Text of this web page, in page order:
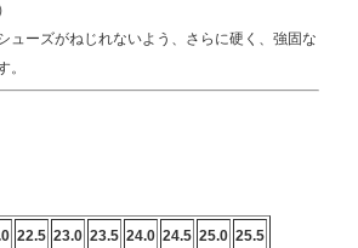
ューズがねじれないよう、さらに硬く、強固な
。
22.5 23.0 23.5 24.0 24.5 25.0 25.5